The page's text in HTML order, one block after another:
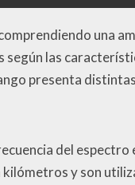
una
las
presenta
del
y son